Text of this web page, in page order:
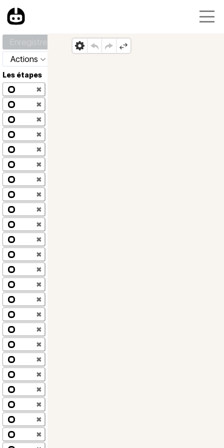
Actions
Les étapes
✖
✖
✖
✖
✖
✖
✖
✖
✖
✖
✖
✖
✖
✖
✖
✖
✖
✖
✖
✖
✖
✖
✖
✖